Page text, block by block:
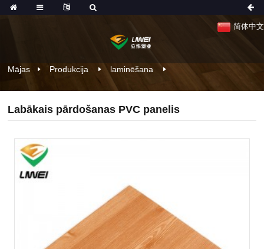
简体中文
Mājas Produkcija laminēšana
Labākais pārdošanas PVC panelis